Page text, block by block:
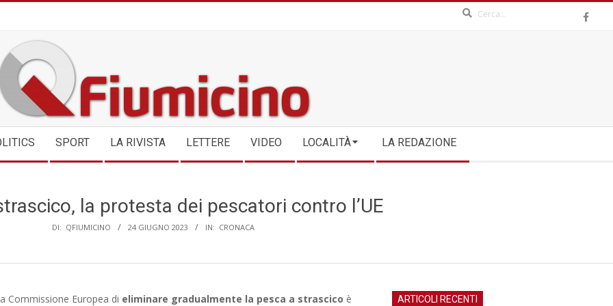
SPORT LA RIVISTA LETTERE VIDEO LOCALITÀ LA REDAZIONE
la protesta dei pescatori contro l’UE
DI: QFIUMICINO 24 GIUGNO 2023 IN: CRONACA
Commissione Europea di eliminare gradualmente la pesca a strascico è
ARTICOLI RECENTI